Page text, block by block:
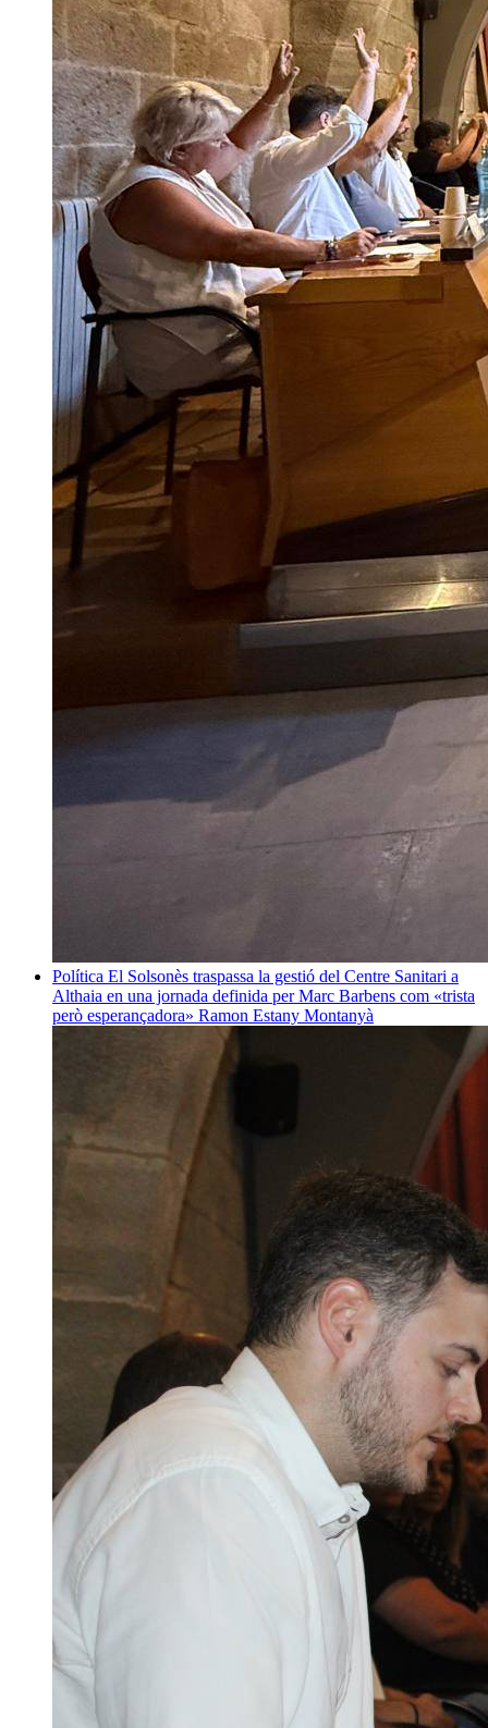
Política El Solsonès traspassa la gestió del Centre Sanitari a
Althaia en una jornada definida per Marc Barbens com «trista
però esperançadora» Ramon Estany Montanyà